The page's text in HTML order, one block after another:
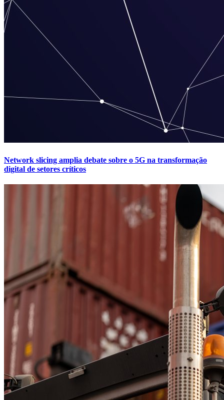
Network slicing amplia debate sobre o 5G na transformação
digital de setores críticos